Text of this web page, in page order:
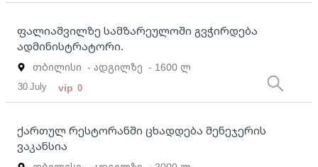
ფალიაშვილზე სამზარეულოში გვჭირდება
ადმინისტრატორი.
თბილისი - ადგილზე - 1600 ლ
30 July vip 0
ქართულ რესტორანში ცხადდება მენეჯერის
ვაკანსია